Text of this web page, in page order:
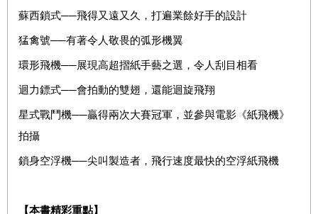
蘇西鎖式──飛得又遠又久，打遍業餘好手的設計
猛禽號──有著令人敬畏的弧形機翼
環形飛機──展現高超摺紙手藝之選，令人刮目相看
迴力鏢式──會拍動的雙翅，還能迴旋飛翔
星式戰鬥機──贏得兩次大賽冠軍，並參與電影《紙飛機》
拍攝
鎖身空浮機──尖叫製造者，飛行速度最快的空浮紙飛機
【本書精彩重點】